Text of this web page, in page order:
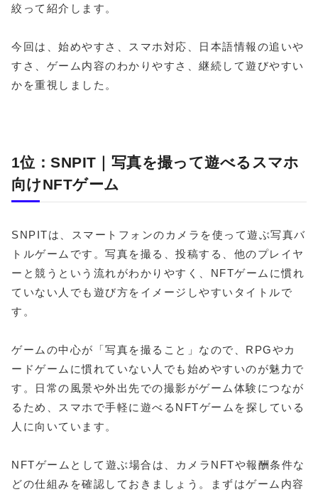
絞って紹介します。
今回は、始めやすさ、スマホ対応、日本語情報の追いや
すさ、ゲーム内容のわかりやすさ、継続して遊びやすい
かを重視しました。
1位：SNPIT｜写真を撮って遊べるスマホ
向けNFTゲーム
SNPITは、スマートフォンのカメラを使って遊ぶ写真バ
トルゲームです。写真を撮る、投稿する、他のプレイヤ
ーと競うという流れがわかりやすく、NFTゲームに慣れ
ていない人でも遊び方をイメージしやすいタイトルで
す。
ゲームの中心が「写真を撮ること」なので、RPGやカ
ードゲームに慣れていない人でも始めやすいのが魅力で
す。日常の風景や外出先での撮影がゲーム体験につなが
るため、スマホで手軽に遊べるNFTゲームを探している
人に向いています。
NFTゲームとして遊ぶ場合は、カメラNFTや報酬条件な
どの仕組みを確認しておきましょう。まずはゲーム内容